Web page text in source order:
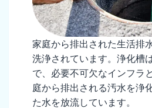
家庭から排出された生活排
洗浄されています。浄化槽
で、必要不可欠なインフラ
庭から排出される汚水を浄
た水を放流しています。